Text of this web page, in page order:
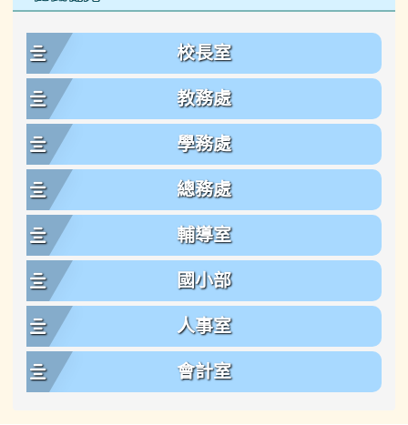
校長室
教務處
學務處
總務處
輔導室
國小部
人事室
會計室